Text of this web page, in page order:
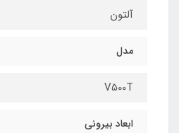
آلتون
مدل
V500T
ابعاد بیرونی